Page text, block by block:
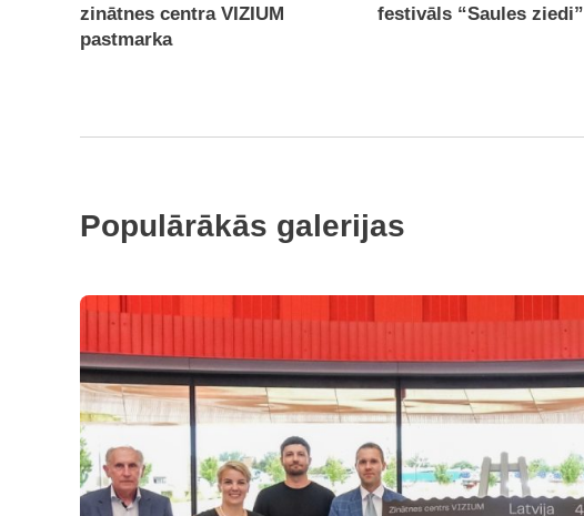
zinātnes centra VIZIUM
pastmarka
festivāls “Saules ziedi”
Populārākās galerijas